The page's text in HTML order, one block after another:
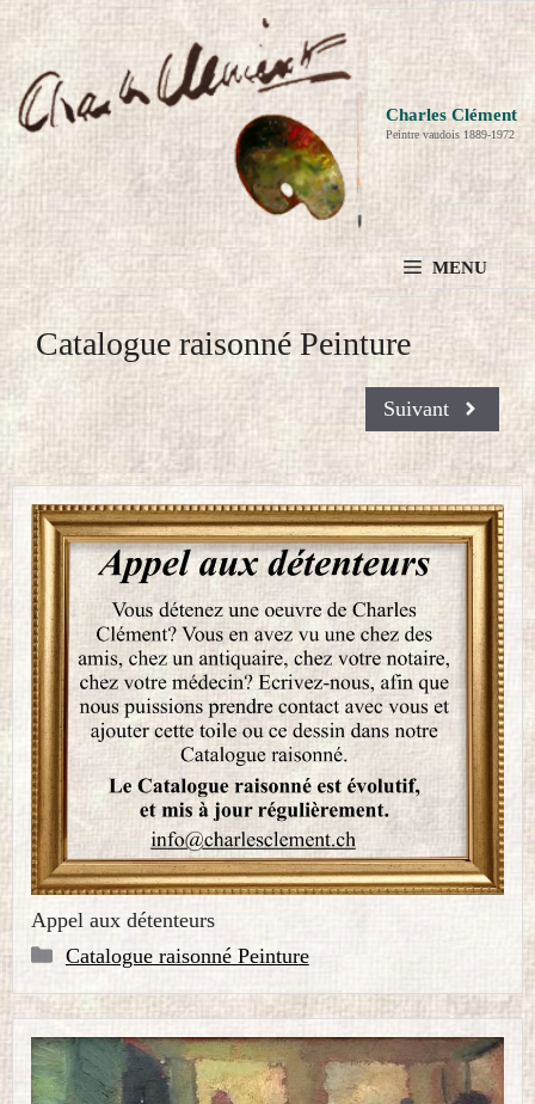
Aller
contenu
Charles Clément
Peintre vaudois 1889-1972
MENU
Catalogue raisonné Peinture
Suivant
Appel aux détenteurs
Catégories
Catalogue raisonné Peinture